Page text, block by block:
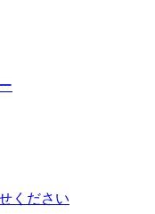
ください